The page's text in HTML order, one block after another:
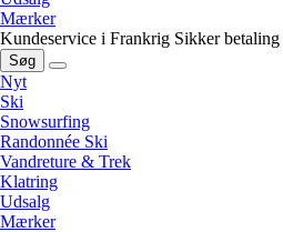
Mærker
Kundeservice i Frankrig Sikker betaling
Søg
Nyt
Ski
Snowsurfing
Randonnée Ski
Vandreture & Trek
Klatring
Udsalg
Mærker